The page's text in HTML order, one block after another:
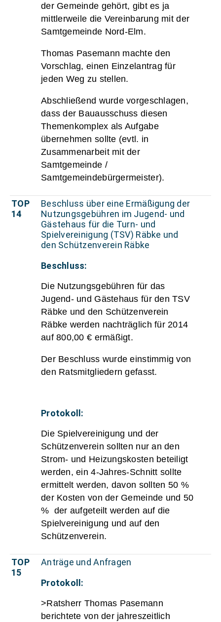
der Gemeinde gehört, gibt es ja
mittlerweile die Vereinbarung mit der
Samtgemeinde Nord-Elm.
Thomas Pasemann machte den
Vorschlag, einen Einzelantrag für
jeden Weg zu stellen.
Abschließend wurde vorgeschlagen,
dass der Bauausschuss diesen
Themenkomplex als Aufgabe
übernehmen sollte (evtl. in
Zusammenarbeit mit der
Samtgemeinde /
Samtgemeindebürgermeister).
TOP
14
Beschluss über eine Ermäßigung der
Nutzungsgebühren im Jugend- und
Gästehaus für die Turn- und
Spielvereinigung (TSV) Räbke und
den Schützenverein Räbke
Beschluss:
Die Nutzungsgebühren für das
Jugend- und Gästehaus für den TSV
Räbke und den Schützenverein
Räbke werden nachträglich für 2014
auf 800,00 € ermäßigt.
Der Beschluss wurde einstimmig von
den Ratsmitgliedern gefasst.
Protokoll:
Die Spielvereinigung und der
Schützenverein sollten nur an den
Strom- und Heizungskosten beteiligt
werden, ein 4-Jahres-Schnitt sollte
ermittelt werden, davon sollten 50 %
der Kosten von der Gemeinde und 50
% der aufgeteilt werden auf die
Spielvereinigung und auf den
Schützenverein.
TOP
15
Anträge und Anfragen
Protokoll:
>Ratsherr Thomas Pasemann
berichtete von der jahreszeitlich